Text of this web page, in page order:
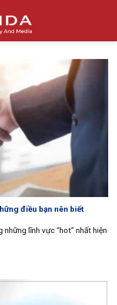
điều bạn nên biết
lĩnh vực “hot” nhất hiện